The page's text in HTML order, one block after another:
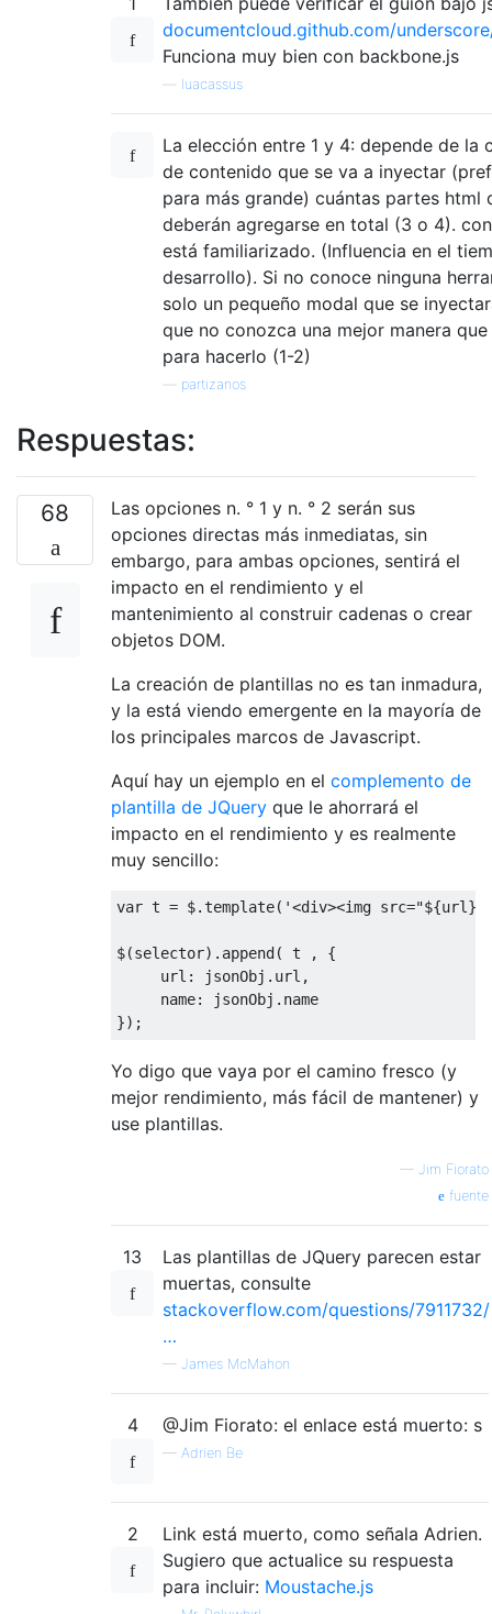
documentcloud.github.com/
Funciona muy bien con backbone.js
luacassus
La elección entre 1 y 4: depende de la
de contenido que se va a inyectar
para más grande) cuántas partes html
deberán agregarse en total (3 o 4).
está familiarizado. (Influencia en el
desarrollo). Si no conoce ninguna
solo un pequeño modal que se
que no conozca una mejor manera
para hacerlo (1-2)
partizanos
Respuestas:
68
Las opciones n. ° 1 y n. ° 2 serán sus
opciones directas más inmediatas, sin
embargo, para ambas opciones, sentirá el
impacto en el rendimiento y el
mantenimiento al construir cadenas o crear
objetos DOM.
La creación de plantillas no es tan inmadura,
y la está viendo emergente en la mayoría de
los principales marcos de Javascript.
Aquí hay un ejemplo en el complemento de
plantilla de JQuery que le ahorrará el
impacto en el rendimiento y es realmente
muy sencillo:
var t = $.template( '<div><img src="${url}"
$(selector). append( t ,
{
     url
: jsonObj . url ,
     name
: jsonObj . name
});
Yo digo que vaya por el camino fresco (y
mejor rendimiento, más fácil de mantener) y
use plantillas.
— Jim Fiorato
fuente
13
Las plantillas de JQuery parecen estar
muertas, consulte
stackoverflow.com/questions/7911732/
…
— James McMahon
4 @Jim Fiorato: el enlace está muerto: s
— Adrien Be
2
Link está muerto, como señala Adrien.
Sugiero que actualice su respuesta
para incluir: Moustache.js